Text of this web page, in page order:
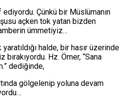
Çünkü bir Müslümanın
açken tok yatan bizden
ümmetiyiz…
halde, bir hasır üzerinde
bırakıyordu. Hz. Ömer, “Sana
dediğinde,
gölgelenip yoluna devam